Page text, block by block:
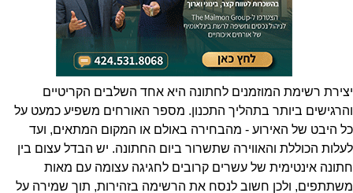
יצירת רשימת המוזמנים לחתונה היא אחד השלבים הקריטיים
והרגישים ביותר בתהליך התכנון. מספר האורחים משפיע כמעט על
כל היבט של האירוע - מהבחירה באולם או המקום המתאים, ועד
לעלות הכוללת והאווירה שתשרור ביום החתונה. יש הבדל עצום בין
חתונה אינטימית של עשרים קרובים לחגיגה עצומה עם מאות
משתתפים, ולכן חשוב לנסח את הרשימה בזהירות, תוך שמירה על